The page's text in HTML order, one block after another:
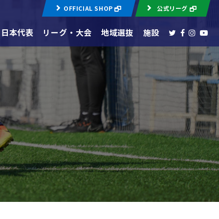
OFFICIAL SHOP 公式リーグ
日本代表 リーグ・大会 地域選抜 施設